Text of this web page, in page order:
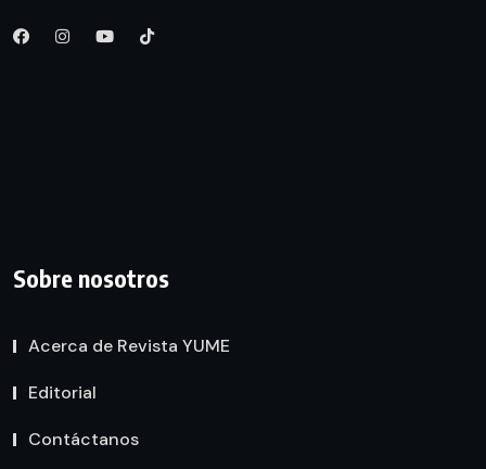
Sobre nosotros
Acerca de Revista YUME
Editorial
Contáctanos